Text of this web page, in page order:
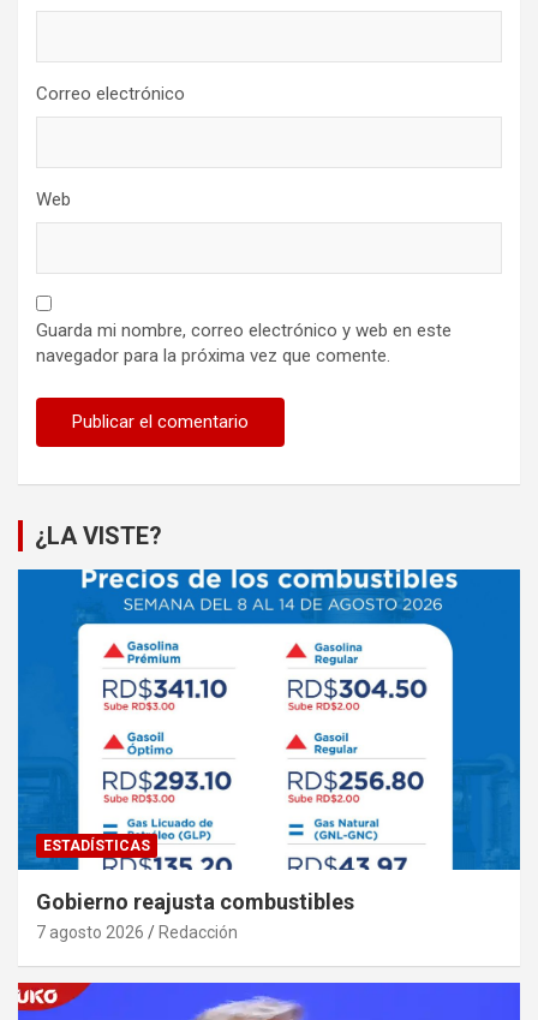
Correo electrónico
Web
Guarda mi nombre, correo electrónico y web en este
navegador para la próxima vez que comente.
¿LA VISTE?
ESTADÍSTICAS
Gobierno reajusta combustibles
7 agosto 2026 Redacción